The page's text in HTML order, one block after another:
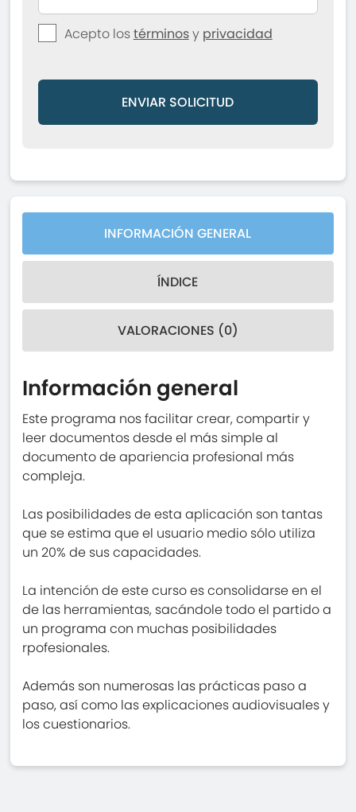
Acepto lostérminosy privacidad
ENVIAR SOLICITUD
INFORMACIÓN GENERAL
ÍNDICE
VALORACIONES (0)
Información general
Este programa nos facilitar crear, compartir y
leer documentos desde el más simple al
documento de apariencia profesional más
compleja.
Las posibilidades de esta aplicación son tantas
que se estima que el usuario medio sólo utiliza
un 20% de sus capacidades.
La intención de este curso es consolidarse en el
de las herramientas, sacándole todo el partido a
un programa con muchas posibilidades
rpofesionales.
Además son numerosas las prácticas paso a
paso, así como las explicaciones audiovisuales y
los cuestionarios.